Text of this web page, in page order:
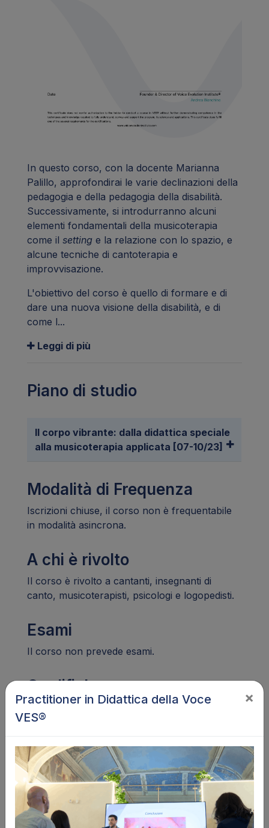
In questo corso, con la docente Marianna
Palillo, approfondirai le varie declinazioni della
pedagogia e della pedagogia della disabilità.
Successivamente, si introdurranno alcuni
elementi fondamentali della musicoterapia
come il setting e la relazione con lo spazio, e
alcune tecniche di cantoterapia e
improvvisazione.
L'obiettivo del corso è quello di formare e di
dare una nuova visione della disabilità, e di
come l...
Leggi di più
Piano di studio
Il corpo vibrante: dalla didattica speciale
alla musicoterapia applicata [07-10/23]
Modalità di Frequenza
Iscrizioni chiuse, il corso non è frequentabile
in modalità asincrona.
A chi è rivolto
Il corso è rivolto a cantanti, insegnanti di
canto, musicoterapisti, psicologi e logopedisti.
Esami
Il corso non prevede esami.
Qualifiche
Al termine del corso potrai scaricare
gratuitamente il tuo certificato di
è di carattere privato.
Pagamenti
Iscrizioni chiuse, il corso non è frequentabile
in modalità asincrona.
Practitioner in Didattica della Voce
VES®
×